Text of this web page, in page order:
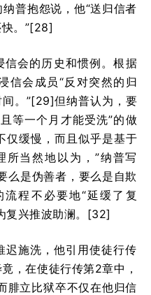
普抱怨说，他“送归信者
。”[28]
信会的历史和惯例。根据
信会成员“反对突然的归
间。”[29]但纳普认为，要
等一个月才能受洗”的做
缓慢，而且似乎是基于
所当然地以为，”纳普写
么是伪善者，要么是自欺
程不必要地“延缓了复
复兴推波助澜。[32]
迟施洗，他引用使徒行传
，在使徒行传第2章中，
腓立比狱卒不仅在他归信